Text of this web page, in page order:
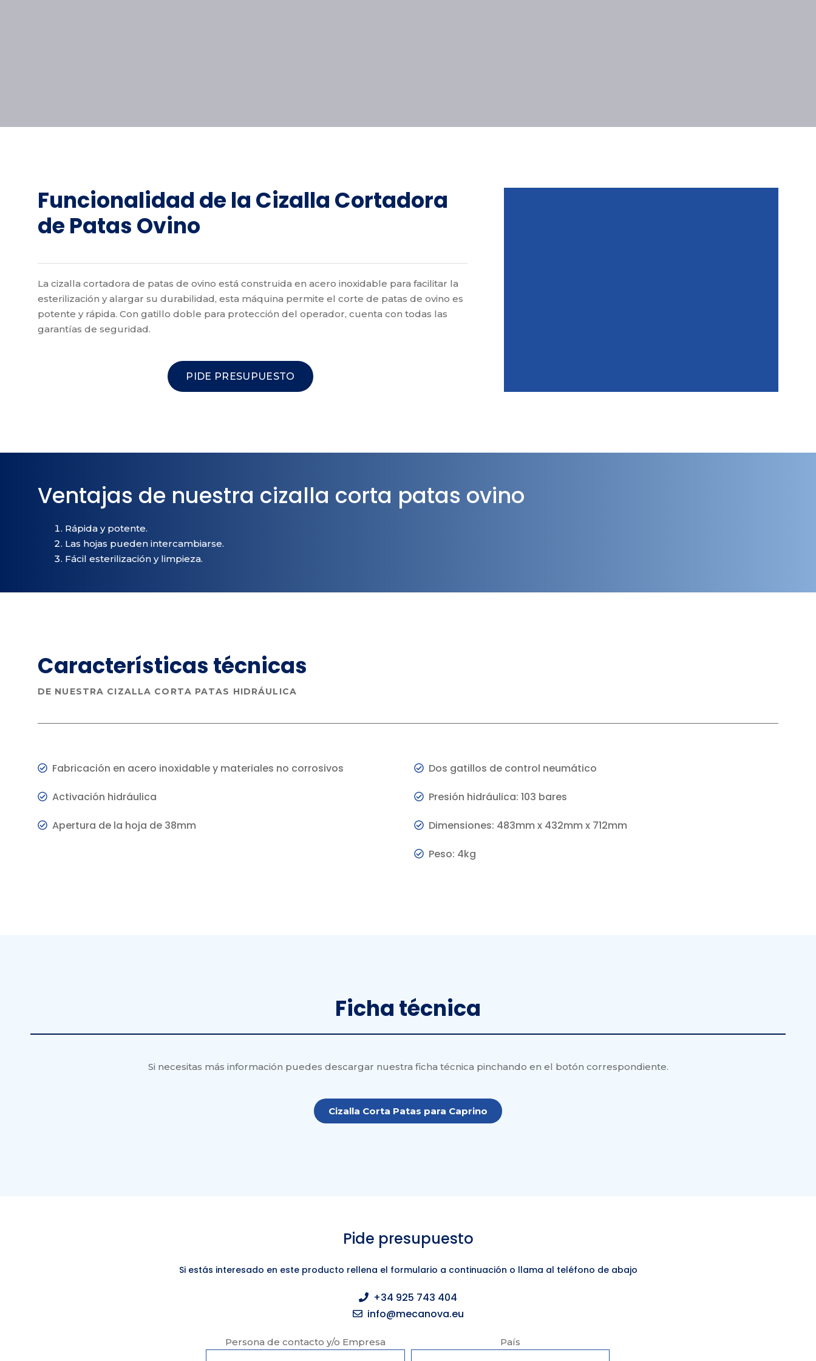
Funcionalidad de la Cizalla Cortadora
de Patas Ovino
La cizalla cortadora de patas de ovino está construida en acero inoxidable para facilitar la
esterilización y alargar su durabilidad, esta máquina permite el corte de patas de ovino es
potente y rápida. Con gatillo doble para protección del operador, cuenta con todas las
garantías de seguridad.
PIDE PRESUPUESTO
Ventajas de nuestra cizalla corta patas ovino
Rápida y potente.
Las hojas pueden intercambiarse.
Fácil esterilización y limpieza.
Características técnicas
DE NUESTRA CIZALLA CORTA PATAS HIDRÁULICA
Fabricación en acero inoxidable y materiales no corrosivos
Activación hidráulica
Apertura de la hoja de 38mm
Dos gatillos de control neumático
Presión hidráulica: 103 bares
Dimensiones: 483mm x 432mm x 712mm
Peso: 4kg
Ficha técnica
Si necesitas más información puedes descargar nuestra ficha técnica pinchando en el botón correspondiente.
Cizalla Corta Patas para Caprino
Pide presupuesto
Si estás interesado en este producto rellena el formulario a continuación o llama al teléfono de abajo
+34 925 743 404
info@mecanova.eu
Persona de contacto y/o Empresa País